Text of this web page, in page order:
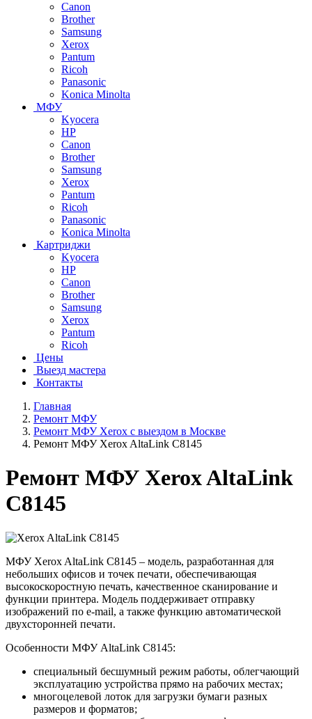
Canon
Brother
Samsung
Xerox
Pantum
Ricoh
Panasonic
Konica Minolta
МФУ
Kyocera
HP
Canon
Brother
Samsung
Xerox
Pantum
Ricoh
Panasonic
Konica Minolta
Картриджи
Kyocera
HP
Canon
Brother
Samsung
Xerox
Pantum
Ricoh
Цены
Выезд мастера
Контакты
Главная
Ремонт МФУ
Ремонт МФУ Xerox с выездом в Москве
Ремонт МФУ Xerox AltaLink C8145
Ремонт МФУ Xerox AltaLink
C8145
МФУ Xerox AltaLink C8145 – модель, разработанная для
небольших офисов и точек печати, обеспечивающая
высокоскоростную печать, качественное сканирование и
функции принтера. Модель поддерживает отправку
изображений по e-mail, а также функцию автоматической
двухсторонней печати.
Особенности МФУ AltaLink C8145:
специальный бесшумный режим работы, облегчающий
эксплуатацию устройства прямо на рабочих местах;
многоцелевой лоток для загрузки бумаги разных
размеров и форматов;